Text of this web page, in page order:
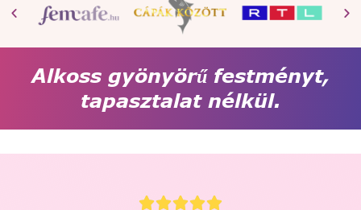
Alkoss gyönyörű festményt,
tapasztalat nélkül.